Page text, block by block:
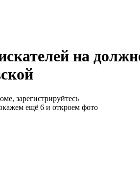
на
зарегистрируйтесь
ещё 6 и откроем фото